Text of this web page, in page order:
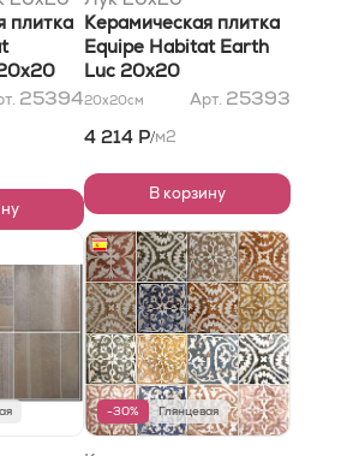
плитка
25394
Керамическая плитка
Equipe Habitat Earth
Luc 20x20
20x20см Арт. 25393
4 214 Р/м2
В корзину
-30% Глянцевая